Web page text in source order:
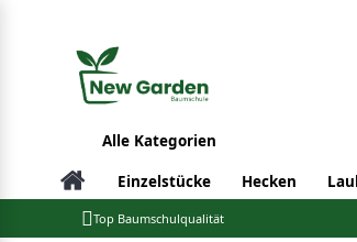
Alle Kategorien
Einzelstücke Hecken
Top Baumschulqualität